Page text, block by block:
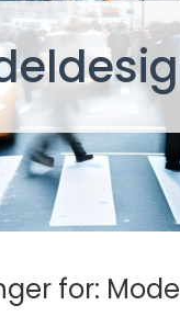
for: